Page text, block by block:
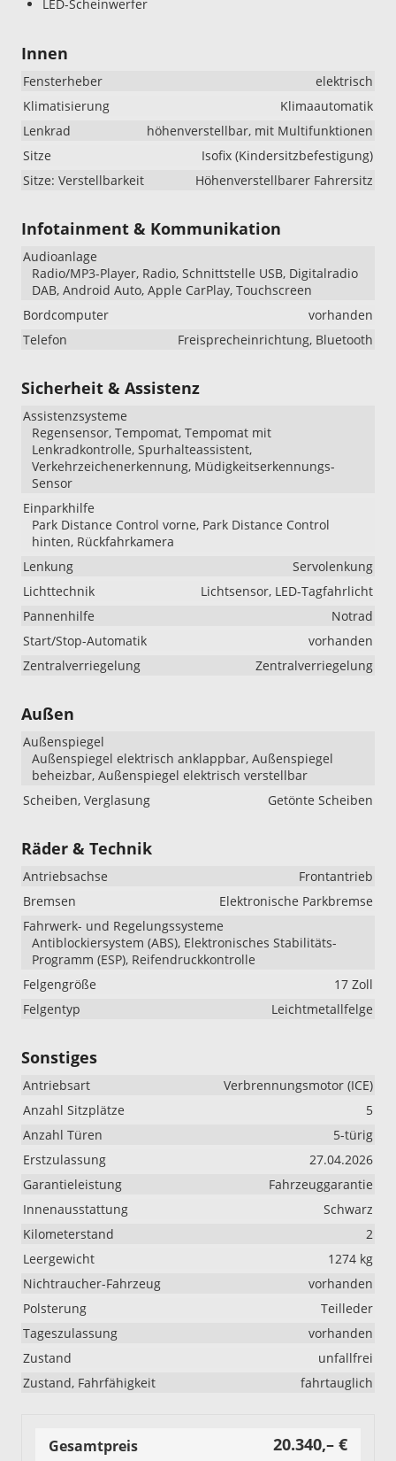
LED-Scheinwerfer
Innen
Fensterheber
elektrisch
Klimatisierung
Klimaautomatik
Lenkrad
höhenverstellbar, mit Multifunktionen
Sitze
Isofix (Kindersitzbefestigung)
Sitze: Verstellbarkeit
Höhenverstellbarer Fahrersitz
Infotainment & Kommunikation
Audioanlage
Radio/MP3-Player, Radio, Schnittstelle USB, Digitalradio
DAB, Android Auto, Apple CarPlay, Touchscreen
Bordcomputer
vorhanden
Telefon
Freisprecheinrichtung, Bluetooth
Sicherheit & Assistenz
Assistenzsysteme
Regensensor, Tempomat, Tempomat mit
Lenkradkontrolle, Spurhalteassistent,
Verkehrzeichenerkennung, Müdigkeitserkennungs-
Sensor
Einparkhilfe
Park Distance Control vorne, Park Distance Control
hinten, Rückfahrkamera
Lenkung
Servolenkung
Lichttechnik
Lichtsensor, LED-Tagfahrlicht
Pannenhilfe
Notrad
Start/Stop-Automatik
vorhanden
Zentralverriegelung
Zentralverriegelung
Außen
Außenspiegel
Außenspiegel elektrisch anklappbar, Außenspiegel
beheizbar, Außenspiegel elektrisch verstellbar
Scheiben, Verglasung
Getönte Scheiben
Räder & Technik
Antriebsachse
Frontantrieb
Bremsen
Elektronische Parkbremse
Fahrwerk- und Regelungssysteme
Antiblockiersystem (ABS), Elektronisches Stabilitäts-
Programm (ESP), Reifendruckkontrolle
Felgengröße
17 Zoll
Felgentyp
Leichtmetallfelge
Sonstiges
Antriebsart
Verbrennungsmotor (ICE)
Anzahl Sitzplätze
5
Anzahl Türen
5-türig
Erstzulassung
27.04.2026
Garantieleistung
Fahrzeuggarantie
Innenausstattung
Schwarz
Kilometerstand
2
Leergewicht
1274 kg
Nichtraucher-Fahrzeug
vorhanden
Polsterung
Teilleder
Tageszulassung
vorhanden
Zustand
unfallfrei
Zustand, Fahrfähigkeit
fahrtauglich
Gesamtpreis 20.340,– €